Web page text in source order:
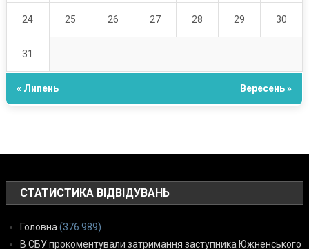
24 25 26 27 28 29 30
31
« Липень Вересень »
СТАТИСТИКА ВІДВІДУВАНЬ
Головна (376 989)
В СБУ прокоментували затримання заступника Южненського